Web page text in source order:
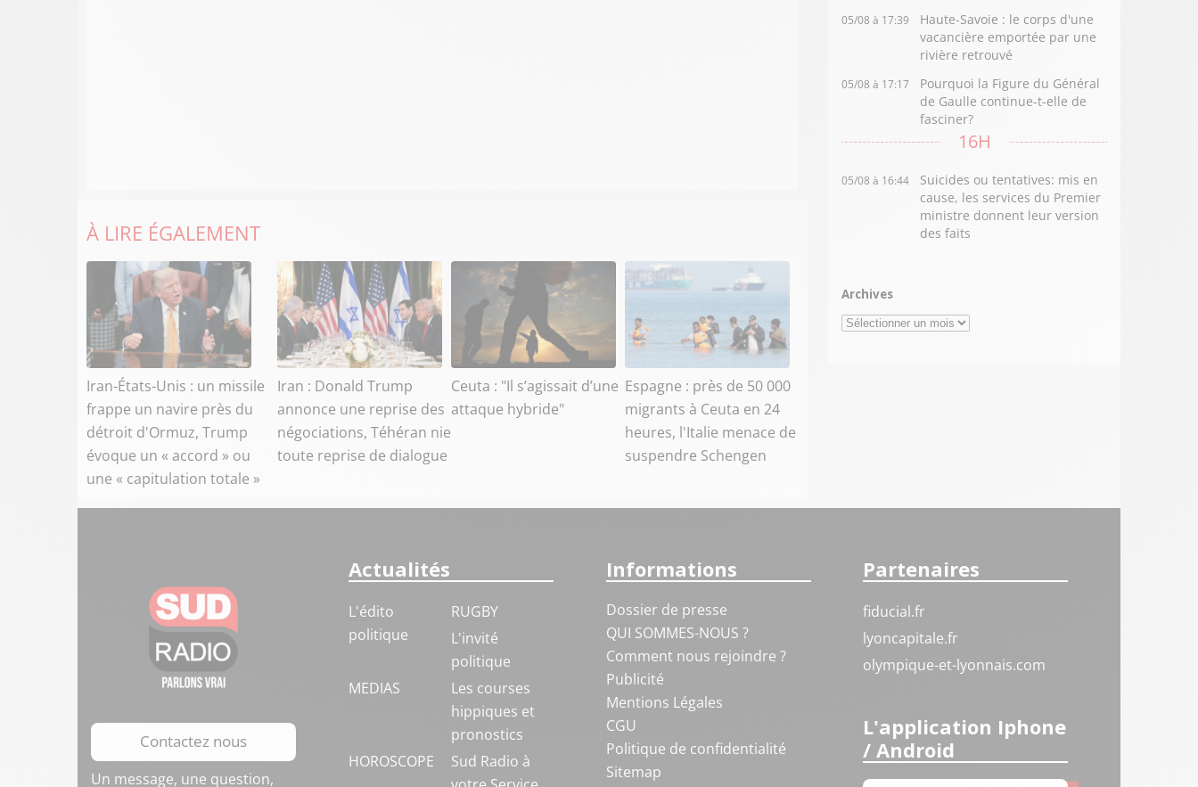
À LIRE ÉGALEMENT
Iran-États-Unis : un missile
frappe un navire près du
détroit d'Ormuz, Trump
évoque un « accord » ou
une « capitulation totale »
Iran : Donald Trump
annonce une reprise des
négociations, Téhéran nie
toute reprise de dialogue
Ceuta : "Il s’agissait d’une
attaque hybride"
Espagne : près de 50 000
migrants à Ceuta en 24
heures, l'Italie menace de
suspendre Schengen
05/08 à 17:39
Haute-Savoie : le corps d'une
vacancière emportée par une
rivière retrouvé
05/08 à 17:17
Pourquoi la Figure du Général
de Gaulle continue-t-elle de
fasciner?
16H
05/08 à 16:44
Suicides ou tentatives: mis en
cause, les services du Premier
ministre donnent leur version
des faits
Archives
Archives
Contactez nous
Un message, une question,
Actualités
L'édito
politique
RUGBY
L'invité
politique
MEDIAS
Les courses
hippiques et
pronostics
HOROSCOPE
Sud Radio à
Informations
Dossier de presse
QUI SOMMES-NOUS ?
Comment nous rejoindre ?
Publicité
Mentions Légales
CGU
Politique de confidentialité
Sitemap
Partenaires
fiducial.fr
lyoncapitale.fr
olympique-et-lyonnais.com
L'application Iphone
/ Android